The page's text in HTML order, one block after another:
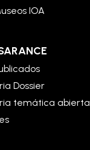
IOA
Dossier
temática abierta